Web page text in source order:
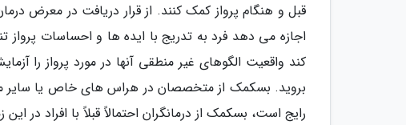
قبل و هنگام پرواز کمک کنند. از قرار دریافت در معرض
اجازه می دهد فرد به تدریج با ایده ها و احساسات
بروید. بسکمک از متخصصان در هراس های خاص یا سایر
رایج است، بسکمک از درمانگران احتمالاً قبلاً با افراد در